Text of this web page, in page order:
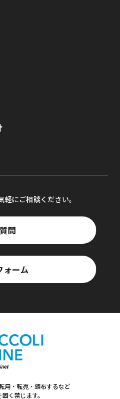
にご相談ください。
問
ォーム
用・転売・頒布するなど
く禁じます。